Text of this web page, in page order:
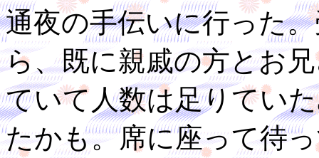
通夜の手伝いに行った
ら、既に親戚の方とお
ていて人数は足りてい
たかも。席に座って待